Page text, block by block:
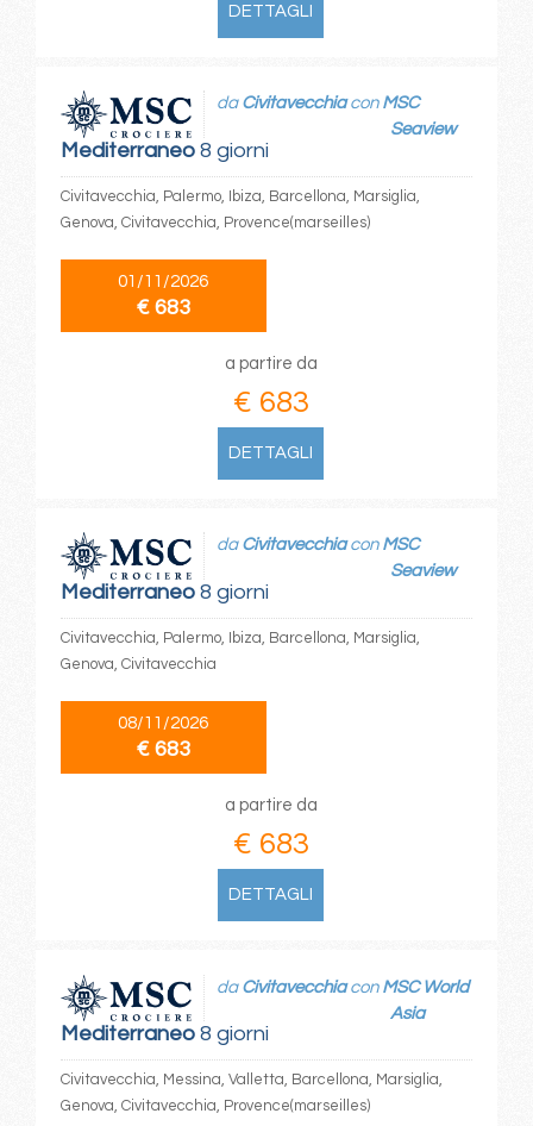
DETTAGLI
Mediterraneo8 giorni
da Civitavecchiacon MSC
Seaview
Civitavecchia, Palermo, Ibiza, Barcellona, Marsiglia,
Genova, Civitavecchia, Provence(marseilles)
01/11/2026
€ 683
a partire da
€ 683
DETTAGLI
Mediterraneo8 giorni
da Civitavecchiacon MSC
Seaview
Civitavecchia, Palermo, Ibiza, Barcellona, Marsiglia,
Genova, Civitavecchia
08/11/2026
€ 683
a partire da
€ 683
DETTAGLI
Mediterraneo8 giorni
da Civitavecchiacon MSC World
Asia
Civitavecchia, Messina, Valletta, Barcellona, Marsiglia,
Genova, Civitavecchia, Provence(marseilles)